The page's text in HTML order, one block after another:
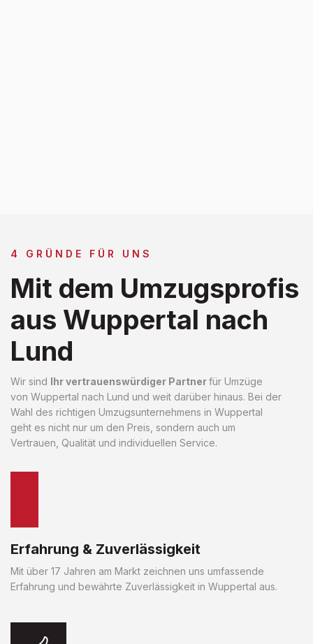
4 GRÜNDE FÜR UNS
Mit dem Umzugsprofis
aus Wuppertal nach
Lund
Wir sind Ihr vertrauenswürdiger Partnerfür Umzüge
von Wuppertal nach Lund und weit darüber hinaus. Bei der
Wahl des richtigen Umzugsunternehmens in Wuppertal
geht es nicht nur um den Preis, sondern auch um
Vertrauen, Qualität und individuellen Service.
Erfahrung & Zuverlässigkeit
Mit über 17 Jahren am Markt zeichnen uns umfassende
Erfahrung und bewährte Zuverlässigkeit in Wuppertal aus.